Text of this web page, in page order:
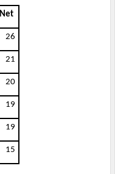
Net
26
21
20
19
19
15